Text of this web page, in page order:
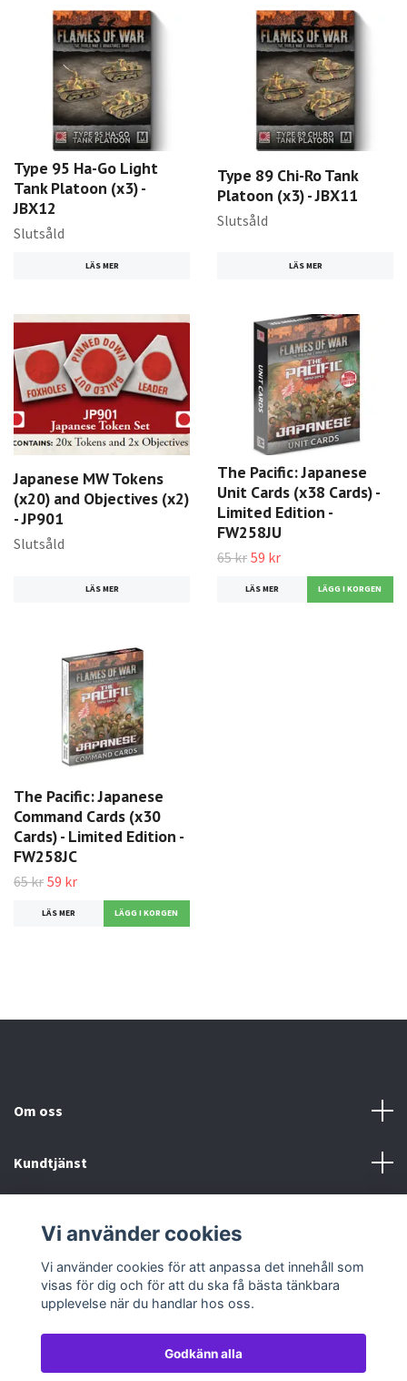
Type 95 Ha-Go Light
Tank Platoon (x3) -
JBX12
Slutsåld
LÄS MER
Type 89 Chi-Ro Tank
Platoon (x3) - JBX11
Slutsåld
LÄS MER
Japanese MW Tokens
(x20) and Objectives (x2)
- JP901
Slutsåld
LÄS MER
The Pacific: Japanese
Unit Cards (x38 Cards) -
Limited Edition -
FW258JU
65 kr 59 kr
LÄS MER
The Pacific: Japanese
Command Cards (x30
Cards) - Limited Edition -
FW258JC
65 kr 59 kr
LÄS MER
Om oss
Kundtjänst
Sociala medier
Vi använder cookies
Vi använder cookies för att anpassa det innehåll som
visas för dig och för att du ska få bästa tänkbara
upplevelse när du handlar hos oss.
Godkänn alla